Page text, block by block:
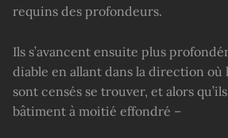
requins des profondeurs.
Ils s’avancent ensuite plus
diable en allant dans la direction où
sont censés se trouver, et alors
bâtiment à moitié effondré –